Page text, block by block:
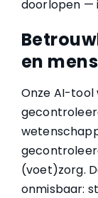
doorlopen —
en
Onze AI-tool
(voet)zorg.
onmisbaar: